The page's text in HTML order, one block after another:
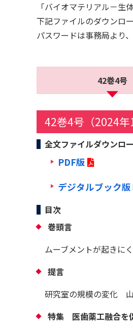
「バイオマテリアル－生
下記ファイルのダウンロ
パスワードは事務局より
42巻4号
42巻4号（2024年
全文ファイルダウンロ
PDF版
デジタルブック版
目次
巻頭言
ムーブメントが起きに
提言
研究室の規模の変化
特集 医歯薬工融合を